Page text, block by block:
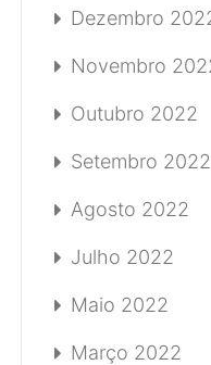
Dezembro
Novembro
Outubro 2022
Setembro 2022
Agosto 2022
Julho 2022
Maio 2022
Março 2022